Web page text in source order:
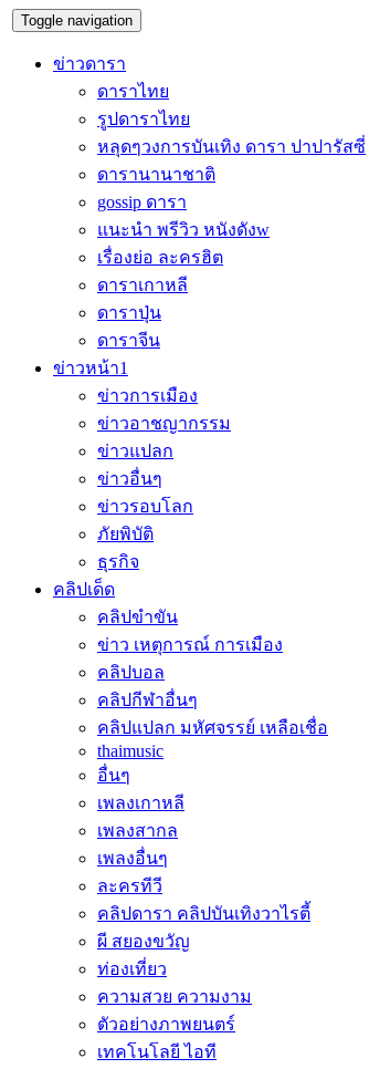
Toggle navigation
ข่าวดารา
ดาราไทย
รูปดาราไทย
หลุดๆวงการบันเทิง ดารา ปาปารัสซี่
ดารานานาชาติ
gossip ดารา
แนะนำ พรีวิว หนังดังw
เรื่องย่อ ละครฮิต
ดาราเกาหลี
ดาราปุ่น
ดาราจีน
ข่าวหน้า1
ข่าวการเมือง
ข่าวอาชญากรรม
ข่าวแปลก
ข่าวอื่นๆ
ข่าวรอบโลก
ภัยพิบัติ
ธุรกิจ
คลิปเด็ด
คลิปขำขัน
ข่าว เหตุการณ์ การเมือง
คลิปบอล
คลิปกีฬาอื่นๆ
คลิปแปลก มหัศจรรย์ เหลือเชื่อ
thaimusic
อื่นๆ
เพลงเกาหลี
เพลงสากล
เพลงอื่นๆ
ละครทีวี
คลิปดารา คลิปบันเทิงวาไรตี้
ผี สยองขวัญ
ท่องเที่ยว
ความสวย ความงาม
ตัวอย่างภาพยนตร์
เทคโนโลยี ไอที